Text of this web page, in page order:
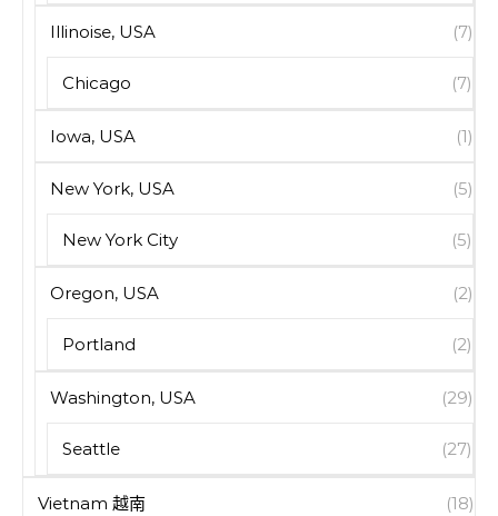
Illinoise, USA (7)
Chicago (7)
Iowa, USA (1)
New York, USA (5)
New York City (5)
Oregon, USA (2)
Portland (2)
Washington, USA (29)
Seattle (27)
Vietnam 越南 (18)